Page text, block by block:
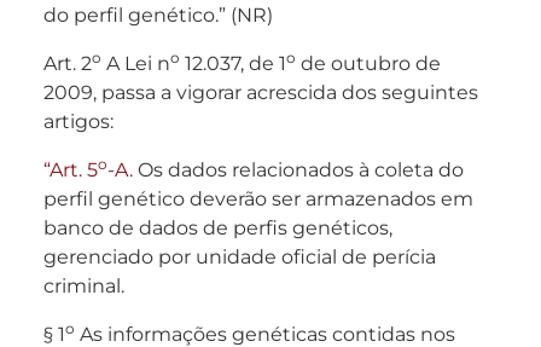
do perfil genético.” (NR)
Art. 2o A Lei no 12.037, de 1o de outubro de
2009, passa a vigorar acrescida dos seguintes
artigos:
“Art. 5o-A. Os dados relacionados à coleta do
perfil genético deverão ser armazenados em
banco de dados de perfis genéticos,
gerenciado por unidade oficial de perícia
criminal.
§ 1o As informações genéticas contidas nos